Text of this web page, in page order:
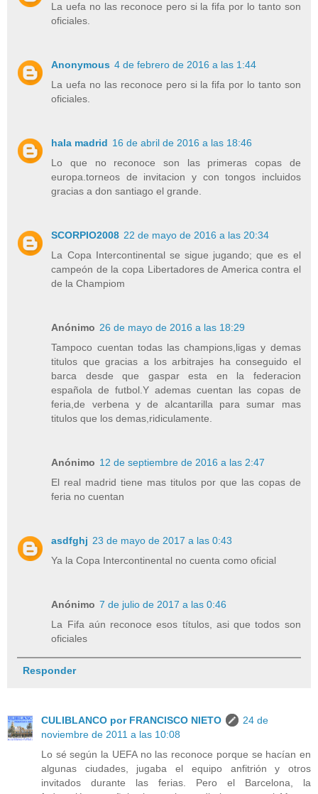
La uefa no las reconoce pero si la fifa por lo tanto son
oficiales.
Anonymous 4 de febrero de 2016 a las 1:44
La uefa no las reconoce pero si la fifa por lo tanto son
oficiales.
hala madrid 16 de abril de 2016 a las 18:46
Lo que no reconoce son las primeras copas de
europa.torneos de invitacion y con tongos incluidos
gracias a don santiago el grande.
SCORPIO2008 22 de mayo de 2016 a las 20:34
La Copa Intercontinental se sigue jugando; que es el
campeón de la copa Libertadores de America contra el
de la Champiom
Anónimo 26 de mayo de 2016 a las 18:29
Tampoco cuentan todas las champions,ligas y demas
titulos que gracias a los arbitrajes ha conseguido el
barca desde que gaspar esta en la federacion
española de futbol.Y ademas cuentan las copas de
feria,de verbena y de alcantarilla para sumar mas
titulos que los demas,ridiculamente.
Anónimo 12 de septiembre de 2016 a las 2:47
El real madrid tiene mas titulos por que las copas de
feria no cuentan
asdfghj 23 de mayo de 2017 a las 0:43
Ya la Copa Intercontinental no cuenta como oficial
Anónimo 7 de julio de 2017 a las 0:46
La Fifa aún reconoce esos títulos, asi que todos son
oficiales
Responder
CULIBLANCO por FRANCISCO NIETO
24 de
noviembre de 2011 a las 10:08
Lo sé según la UEFA no las reconoce porque se hacían en
algunas ciudades, jugaba el equipo anfitrión y otros
invitados durante las ferias. Pero el Barcelona, la